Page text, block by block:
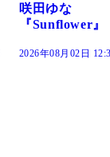
藤水咲桜『花
だまり』
2026年08月02日